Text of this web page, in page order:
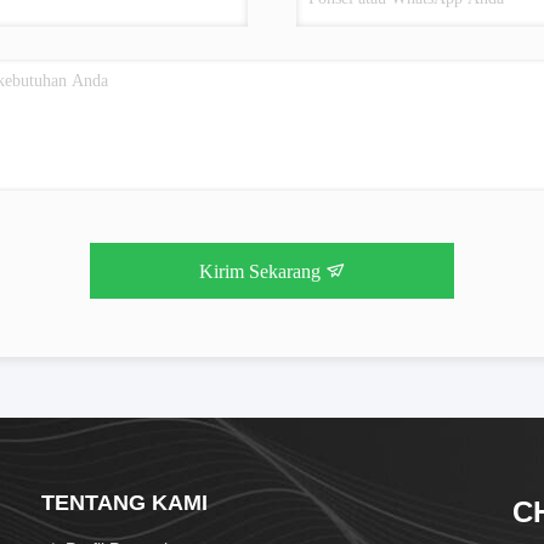
Kirim Sekarang
TENTANG KAMI